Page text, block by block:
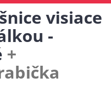
visiace
-
+